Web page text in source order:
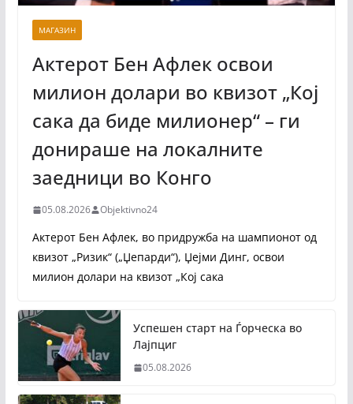
МАГАЗИН
Актерот Бен Афлек освои
милион долари во квизот „Кој
сака да биде милионер“ – ги
донираше на локалните
заедници во Конго
05.08.2026 Objektivno24
Актерот Бен Афлек, во придружба на шампионот од
квизот „Ризик“ („Џепарди“), Џејми Динг, освои
милион долари на квизот „Кој сака
Успешен старт на Ѓорческа во
Лајпциг
05.08.2026